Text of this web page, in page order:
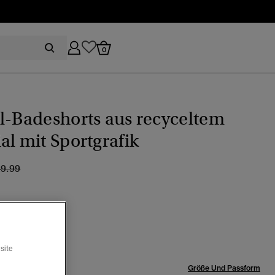
0
Badeshorts aus recyceltem
mit Sportgrafik
wurde reduziert von
bis
Größe Und Passform